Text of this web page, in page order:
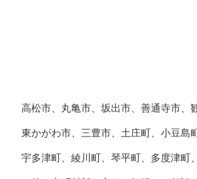
高松市、丸亀市、坂出市、善通寺市、
東かがわ市、三豊市、土庄町、小豆島
宇多津町、綾川町、琴平町、多度津町